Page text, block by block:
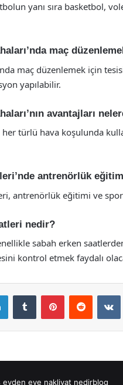
yanı sıra basketbol,
maç
maç düzenlemek için
yapılabilir.
avantajları
her türlü hava koşulunda
antrenörlük
antrenörlük eğitimi ve
nedir?
sabah erken
kontrol etmek faydalı
LinkedInTumblr PinterestReddit
evden eve nakliyat nedirblog